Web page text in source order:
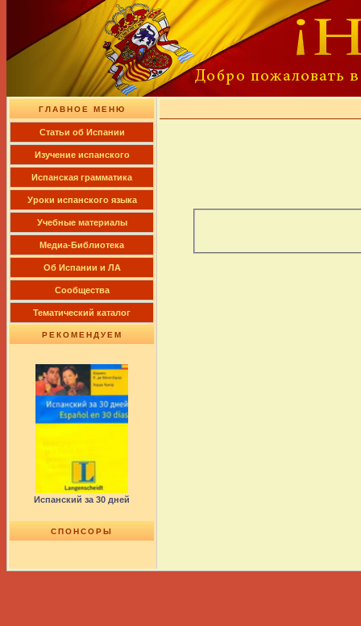
ГЛАВНОЕ МЕНЮ
Cтатьи об Испании
Изучение испанского
Испанская грамматика
Уроки испанского языка
Учебные материалы
Медиа-Библиотека
Об Испании и ЛА
Сообщества
Тематический каталог
РЕКОМЕНДУЕМ
Испанский за 30 дней
СПОНСОРЫ